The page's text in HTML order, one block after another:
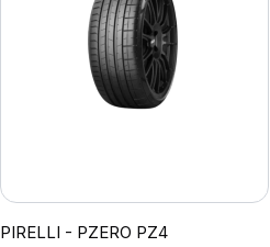
PIRELLI - PZERO PZ4